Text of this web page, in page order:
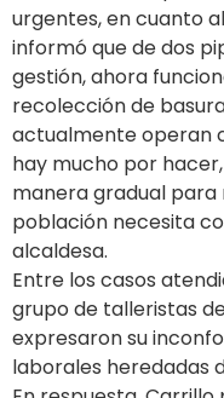
urgentes, en cuanto
informó que de dos
gestión, ahora
recolección de
actualmente operan
hay mucho por
manera gradual para
población necesita
alcaldesa.
Entre los casos
grupo de talleristas
expresaron su
laborales heredadas